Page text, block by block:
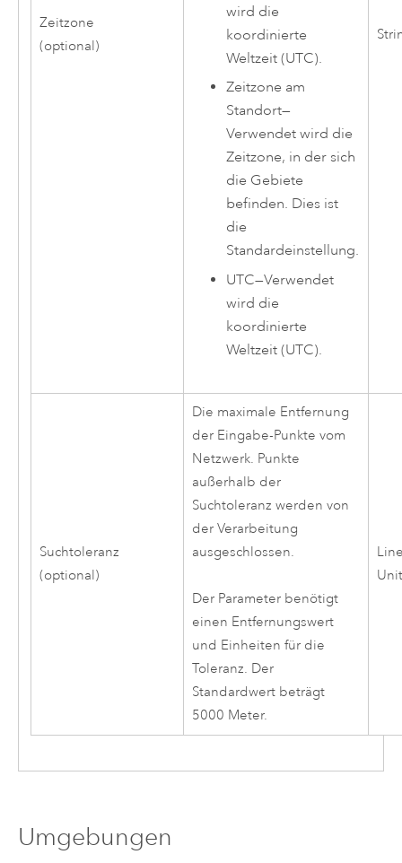
Zeitzone
(optional)
wird die
koordinierte
Weltzeit (UTC).
Zeitzone am
Standort—
Verwendet wird die
Zeitzone, in der sich
die Gebiete
befinden. Dies ist
die
Standardeinstellung.
UTC—Verwendet
wird die
koordinierte
Weltzeit (UTC).
Suchtoleranz
(optional)
Die maximale Entfernung
der Eingabe-Punkte vom
Netzwerk. Punkte
außerhalb der
Suchtoleranz werden von
der Verarbeitung
ausgeschlossen.
Der Parameter benötigt
einen Entfernungswert
und Einheiten für die
Toleranz. Der
Standardwert beträgt
5000 Meter.
Unit
Umgebungen